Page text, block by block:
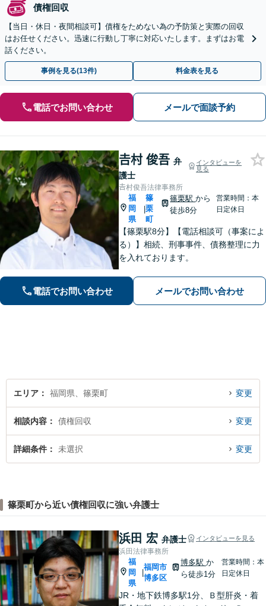
債権回収
【当日・休日・夜間相談可】債権をためない為の予防策と実際の回収
はお任せください。迅速に行動し丁寧に対応いたします。まずはお電
話ください。
事例を見る(13件) 料金表を見る
電話でお問い合わせ メールで面談予約
𠮷村 俊吾 弁
護士
インタビューを
見る
𠮷村俊吾法律事務所
福
岡
県
|
篠
栗
町
篠栗駅から
徒歩8分
営業時間：本
日定休日
【篠栗駅8分】【電話相談可（事案によ
る）】相続、刑事事件、債務整理に力
を入れております。
電話でお問い合わせ メールでお問い合わせ
エリア 福岡県、篠栗町 変更
相談内容 債権回収 変更
詳細条件 未選択 変更
篠栗町から近い債権回収に強い弁護士
浜田 宏 弁護士 インタビューを見る
浜田法律事務所
福
岡
県
福岡市
博多区
博多駅 か
ら徒歩1分
営業時間：本
日定休日
JR・地下鉄博多駅1分、Ｂ型肝炎・着